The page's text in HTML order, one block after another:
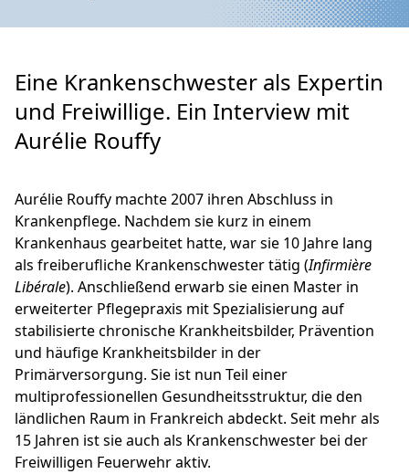
Eine Krankenschwester als Expertin
und Freiwillige. Ein Interview mit
Aurélie Rouffy
Aurélie Rouffy machte 2007 ihren Abschluss in
Krankenpflege. Nachdem sie kurz in einem
Krankenhaus gearbeitet hatte, war sie 10 Jahre lang
als freiberufliche Krankenschwester tätig (Infirmière
Libérale). Anschließend erwarb sie einen Master in
erweiterter Pflegepraxis mit Spezialisierung auf
stabilisierte chronische Krankheitsbilder, Prävention
und häufige Krankheitsbilder in der
Primärversorgung. Sie ist nun Teil einer
multiprofessionellen Gesundheitsstruktur, die den
ländlichen Raum in Frankreich abdeckt. Seit mehr als
15 Jahren ist sie auch als Krankenschwester bei der
Freiwilligen Feuerwehr aktiv.